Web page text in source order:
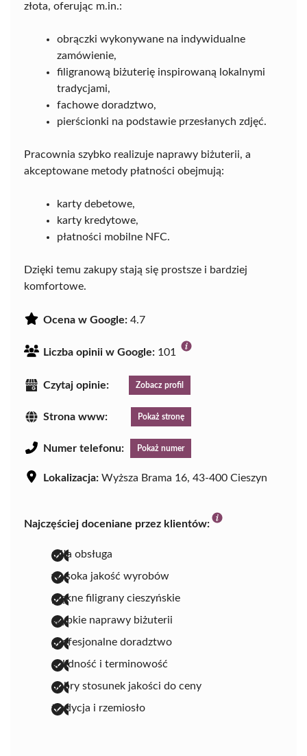
złota, oferując m.in.:
obrączki wykonywane na indywidualne
zamówienie,
filigranową biżuterię inspirowaną lokalnymi
tradycjami,
fachowe doradztwo,
pierścionki na podstawie przesłanych zdjęć.
Pracownia szybko realizuje naprawy biżuterii, a
akceptowane metody płatności obejmują:
karty debetowe,
karty kredytowe,
płatności mobilne NFC.
Dzięki temu zakupy stają się prostsze i bardziej
komfortowe.
Ocena w Google: 4.7
Liczba opinii w Google: 101
Czytaj opinie: Zobacz profil
Strona www: Pokaż stronę
Numer telefonu: Pokaż numer
Lokalizacja: Wyższa Brama 16, 43-400 Cieszyn
Najczęściej doceniane przez klientów:
miła obsługa
wysoka jakość wyrobów
piękne filigrany cieszyńskie
szybkie naprawy biżuterii
profesjonalne doradztwo
solidność i terminowość
dobry stosunek jakości do ceny
tradycja i rzemiosło